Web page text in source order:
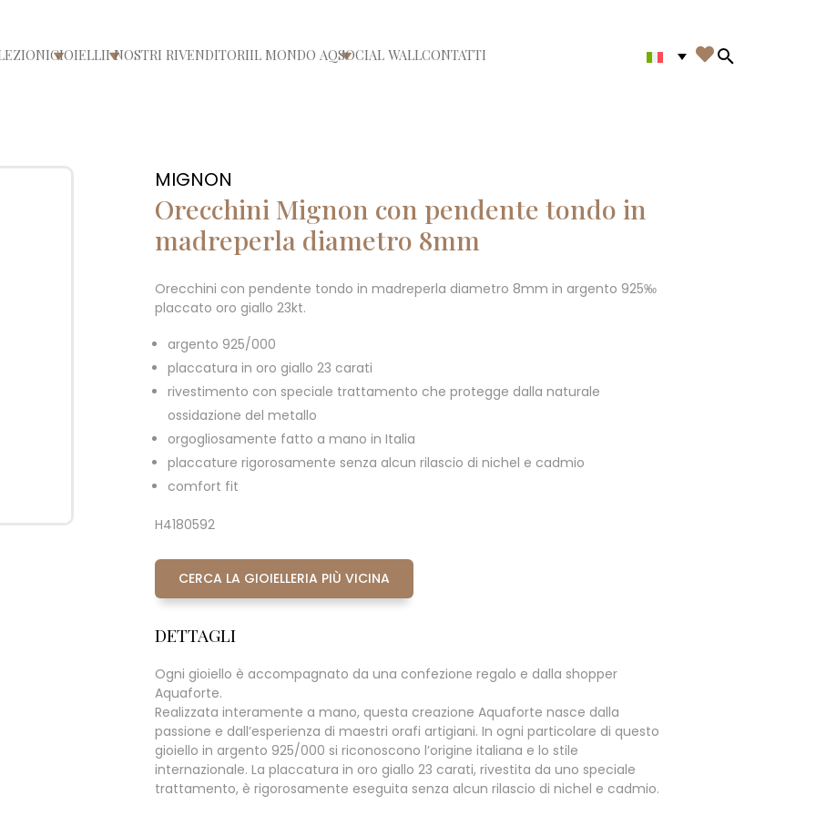
menù
Apri/chiudi menù
GIOIELLIApri/chiudi menù
I NOSTRI RIVENDITORIIL MONDO AQApri/chiudi menù
SOCIAL WALLCONTATTI 
Search in
MIGNON
Orecchini Mignon con pendente tondo in
madreperla diametro 8mm
Orecchini con pendente tondo in madreperla diametro 8mm in argento 925‰
placcato oro giallo 23kt.
argento 925/000
placcatura in oro giallo 23 carati
rivestimento con speciale trattamento che protegge dalla naturale
ossidazione del metallo
orgogliosamente fatto a mano in Italia
placcature rigorosamente senza alcun rilascio di nichel e cadmio
comfort fit
H4180592
CERCA LA GIOIELLERIA PIÙ VICINA
DETTAGLI
Ogni gioiello è accompagnato da una confezione regalo e dalla shopper
Aquaforte.
Realizzata interamente a mano, questa creazione Aquaforte nasce dalla
passione e dall’esperienza di maestri orafi artigiani. In ogni particolare di questo
gioiello in argento 925/000 si riconoscono l’origine italiana e lo stile
internazionale. La placcatura in oro giallo 23 carati, rivestita da uno speciale
trattamento, è rigorosamente eseguita senza alcun rilascio di nichel e cadmio.